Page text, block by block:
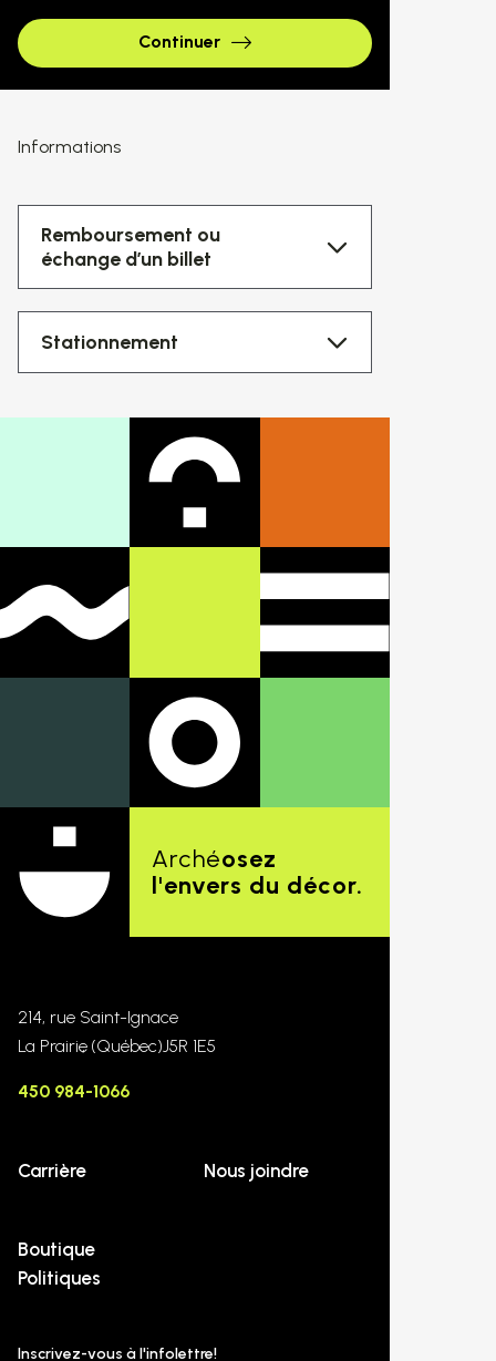
Continuer
Informations
Remboursement ou
échange d’un billet
Stationnement
Archéosez
l'envers du décor.
214, rue Saint-Ignace
La Prairie (Québec)J5R 1E5
450 984-1066
Carrière Nous joindre
Boutique
Politiques
Inscrivez-vous à l'infolettre!